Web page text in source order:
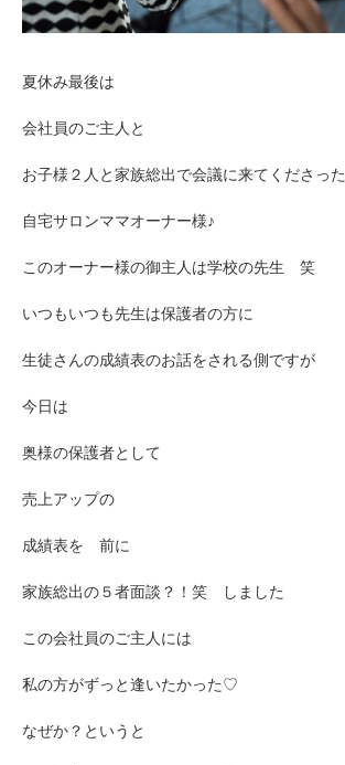
夏休み最後は
会社員のご主人と
お子様２人と家族総出で会議に来てくださった
自宅サロンママオーナー様♪
このオーナー様の御主人は学校の先生 笑
いつもいつも先生は保護者の方に
生徒さんの成績表のお話をされる側ですが
今日は
奥様の保護者として
売上アップの
成績表を 前に
家族総出の５者面談？！笑 しました
この会社員のご主人には
私の方がずっと逢いたかった♡
なぜか？というと